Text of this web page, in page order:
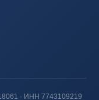
· ИНН 7743109219